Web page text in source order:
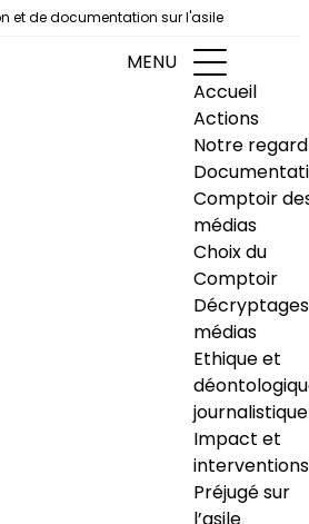
et de documentation sur l'asile
MENU
Accueil
Actions
Notre regard
Comptoir
médias
Choix du
Comptoir
Décryptages
médias
Ethique et
journalistique
Impact et
interventions
Préjugé sur